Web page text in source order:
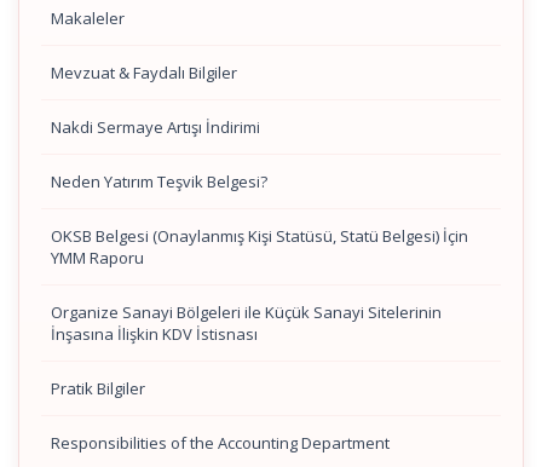
Makaleler
Mevzuat & Faydalı Bilgiler
Nakdi Sermaye Artışı İndirimi
Neden Yatırım Teşvik Belgesi?
OKSB Belgesi (Onaylanmış Kişi Statüsü, Statü Belgesi) İçin
YMM Raporu
Organize Sanayi Bölgeleri ile Küçük Sanayi Sitelerinin
İnşasına İlişkin KDV İstisnası
Pratik Bilgiler
Responsibilities of the Accounting Department